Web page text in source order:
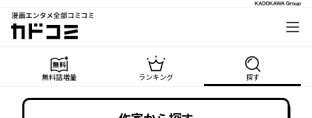
漫画エンタメ全部コミコミ
カドコミ
無料話増量 ランキング 探す